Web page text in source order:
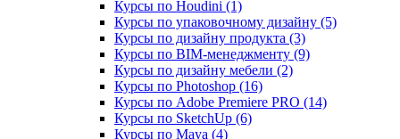
Курсы по Houdini (1)
Курсы по упаковочному дизайну (5)
Курсы по дизайну продукта (3)
Курсы по BIM‑менеджменту (9)
Курсы по дизайну мебели (2)
Курсы по Photoshop (16)
Курсы по Adobe Premiere PRO (14)
Курсы по SketchUp (6)
Курсы по Maya (4)